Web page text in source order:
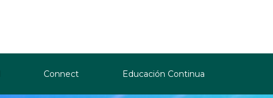
Connect Educación Continua